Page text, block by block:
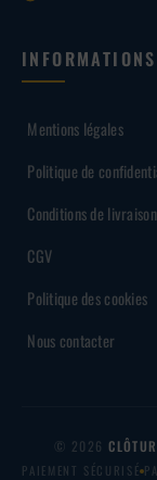
Mentions légales
Politique de
Conditions de livraison
CGV
Politique des cookies
Nous contacter
© 2026
PAIEMENT SÉCURISÉ